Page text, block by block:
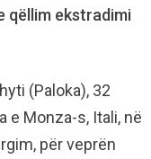
qëllim ekstradimi
(Paloka), 32
e Monza-s, Itali, në
për veprën